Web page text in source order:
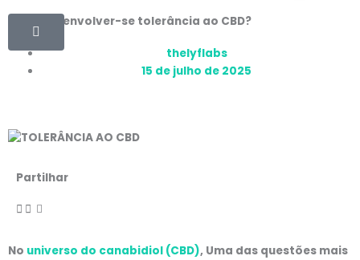
Pode desenvolver-se tolerância ao CBD?
thelyflabs
15 de julho de 2025
Partilhar
No universo do canabidiol (CBD), Uma das questões mais